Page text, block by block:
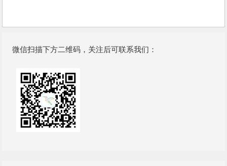
微信扫描下方二维码，关注后可联系我们：